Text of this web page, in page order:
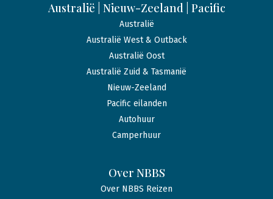
Australië | Nieuw-Zeeland | Pacific
Australië
Australië West & Outback
Australië Oost
Australië Zuid & Tasmanië
Nieuw-Zeeland
Pacific eilanden
Autohuur
Camperhuur
Over NBBS
Over NBBS Reizen